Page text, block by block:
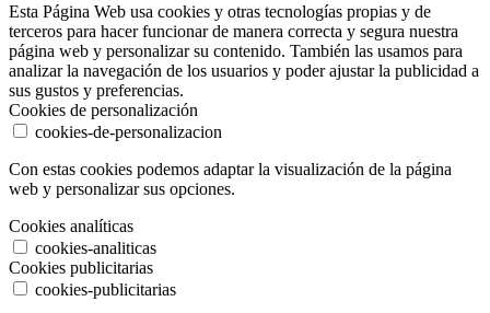
Esta Página Web usa cookies y otras tecnologías propias y de
terceros para hacer funcionar de manera correcta y segura nuestra
página web y personalizar su contenido. También las usamos para
analizar la navegación de los usuarios y poder ajustar la publicidad a
sus gustos y preferencias.
Cookies de personalización
cookies-de-personalizacion
Con estas cookies podemos adaptar la visualización de la página
web y personalizar sus opciones.
Cookies analíticas
cookies-analiticas
Cookies publicitarias
cookies-publicitarias